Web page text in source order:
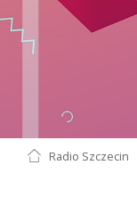
Radio Szczecin